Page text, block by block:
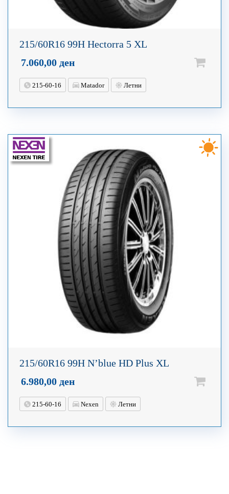
215/60R16 99H Hectorra 5 XL
7.060,00 ден
215-60-16 Matador Летни
215/60R16 99H N’blue HD Plus XL
6.980,00 ден
215-60-16 Nexen Летни